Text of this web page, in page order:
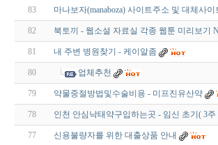
83 마나보자(manaboza) 사이트주소 및 대체사
82 북토끼 - 웹소설 자료실 각종 웹툰 미리보기
81 내 주변 병원찾기 - 케이알좀
80 업체추천
79 약물중절방법및수술비용 - 미프진유산약
78 인천 안심낙태약구입하는곳 - 임신 초기( 3
77 신용불량자를 위한 대출상품 안내